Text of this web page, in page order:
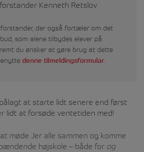
Kenneth Retslov
der også fortæler om det
som alene tilbydes elever på
du ønsker at gøre brug at dette
denne tilmeldingsformular.
at starte lidt senere end først
lidt at forsøde ventetiden med!
møde Jer alle sammen og komme
højskole – både for og